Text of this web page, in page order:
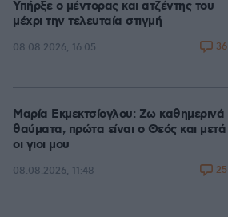
Υπήρξε ο μέντορας και ατζέντης του
μέχρι την τελευταία στιγμή
08.08.2026, 16:05 36
Μαρία Εκμεκτσίογλου: Ζω καθημερινά
θαύματα, πρώτα είναι ο Θεός και μετά
οι γιοι μου
08.08.2026, 11:48 25